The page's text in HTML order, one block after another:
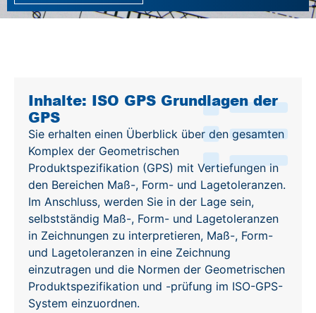
Inhalte: ISO GPS Grundlagen der
GPS
Sie erhalten einen Überblick über den gesamten
Komplex der Geometrischen
Produktspezifikation (GPS) mit Vertiefungen in
den Bereichen Maß-, Form- und Lagetoleranzen.
Im Anschluss, werden Sie in der Lage sein,
selbstständig Maß-, Form- und Lagetoleranzen
in Zeichnungen zu interpretieren, Maß-, Form-
und Lagetoleranzen in eine Zeichnung
einzutragen und die Normen der Geometrischen
Produktspezifikation und -prüfung im ISO-GPS-
System einzuordnen.